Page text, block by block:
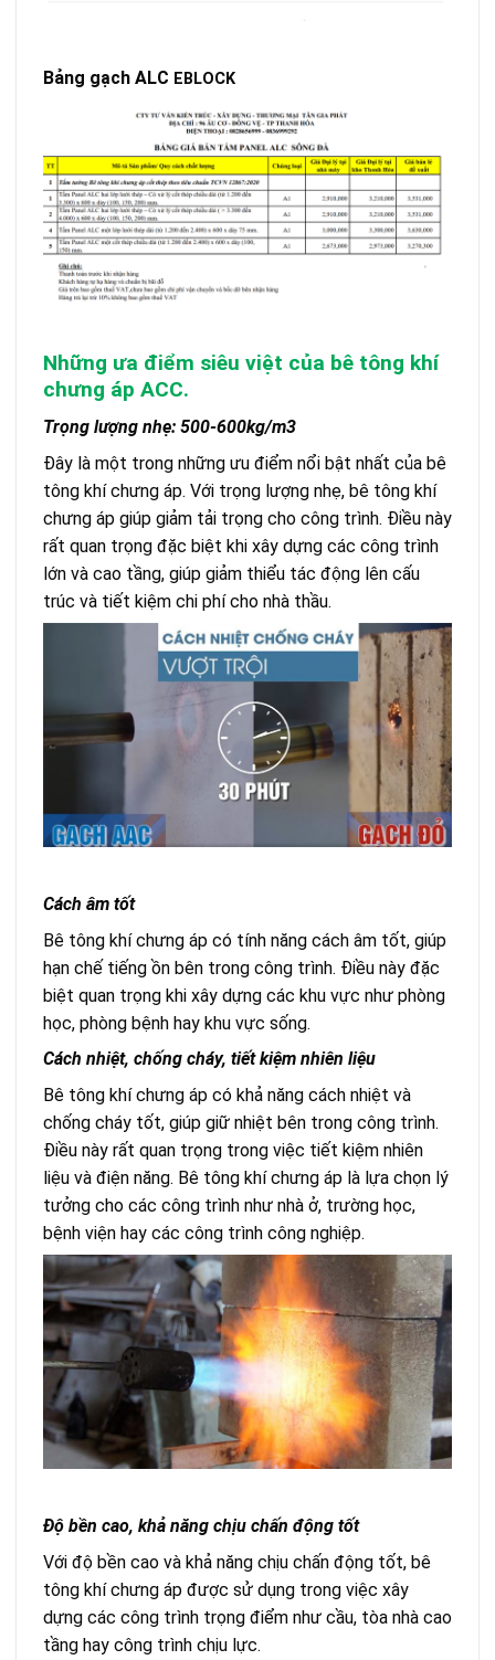
Bảng gạch ALC EBLOCK
Những ưa điểm siêu việt của bê tông khí
chưng áp ACC.
Trọng lượng nhẹ: 500-600kg/m3
Đây là một trong những ưu điểm nổi bật nhất của bê
tông khí chưng áp. Với trọng lượng nhẹ, bê tông khí
chưng áp giúp giảm tải trọng cho công trình. Điều này
rất quan trọng đặc biệt khi xây dựng các công trình
lớn và cao tầng, giúp giảm thiểu tác động lên cấu
trúc và tiết kiệm chi phí cho nhà thầu.
Cách âm tốt
Bê tông khí chưng áp có tính năng cách âm tốt, giúp
hạn chế tiếng ồn bên trong công trình. Điều này đặc
biệt quan trọng khi xây dựng các khu vực như phòng
học, phòng bệnh hay khu vực sống.
Cách nhiệt, chống cháy, tiết kiệm nhiên liệu
Bê tông khí chưng áp có khả năng cách nhiệt và
chống cháy tốt, giúp giữ nhiệt bên trong công trình.
Điều này rất quan trọng trong việc tiết kiệm nhiên
liệu và điện năng. Bê tông khí chưng áp là lựa chọn lý
tưởng cho các công trình như nhà ở, trường học,
bệnh viện hay các công trình công nghiệp.
Độ bền cao, khả năng chịu chấn động tốt
Với độ bền cao và khả năng chịu chấn động tốt, bê
tông khí chưng áp được sử dụng trong việc xây
dựng các công trình trọng điểm như cầu, tòa nhà cao
tầng hay công trình chịu lực.